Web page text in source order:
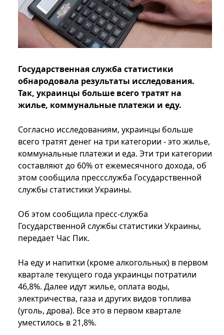
Государственная служба статистики
обнародовала результаты исследования.
Так, украинцы больше всего тратят на
жилье, коммунальные платежи и еду.
Согласно исследованиям, украинцы больше
всего тратят денег на три категории - это жилье,
коммунальные платежи и еда. Эти три категории
составляют до 60% от ежемесячного дохода, об
этом сообщила прессслужба Государственной
службы статистики Украины.
Об этом сообщила пресс-служба
Государственной службы статистики Украины,
передает Час Пик.
На еду и напитки (кроме алкогольных) в первом
квартале текущего года украинцы потратили
46,8%. Далее идут жилье, оплата воды,
электричества, газа и других видов топлива
(уголь, дрова). Все это в первом квартале
уместилось в 21,8%.